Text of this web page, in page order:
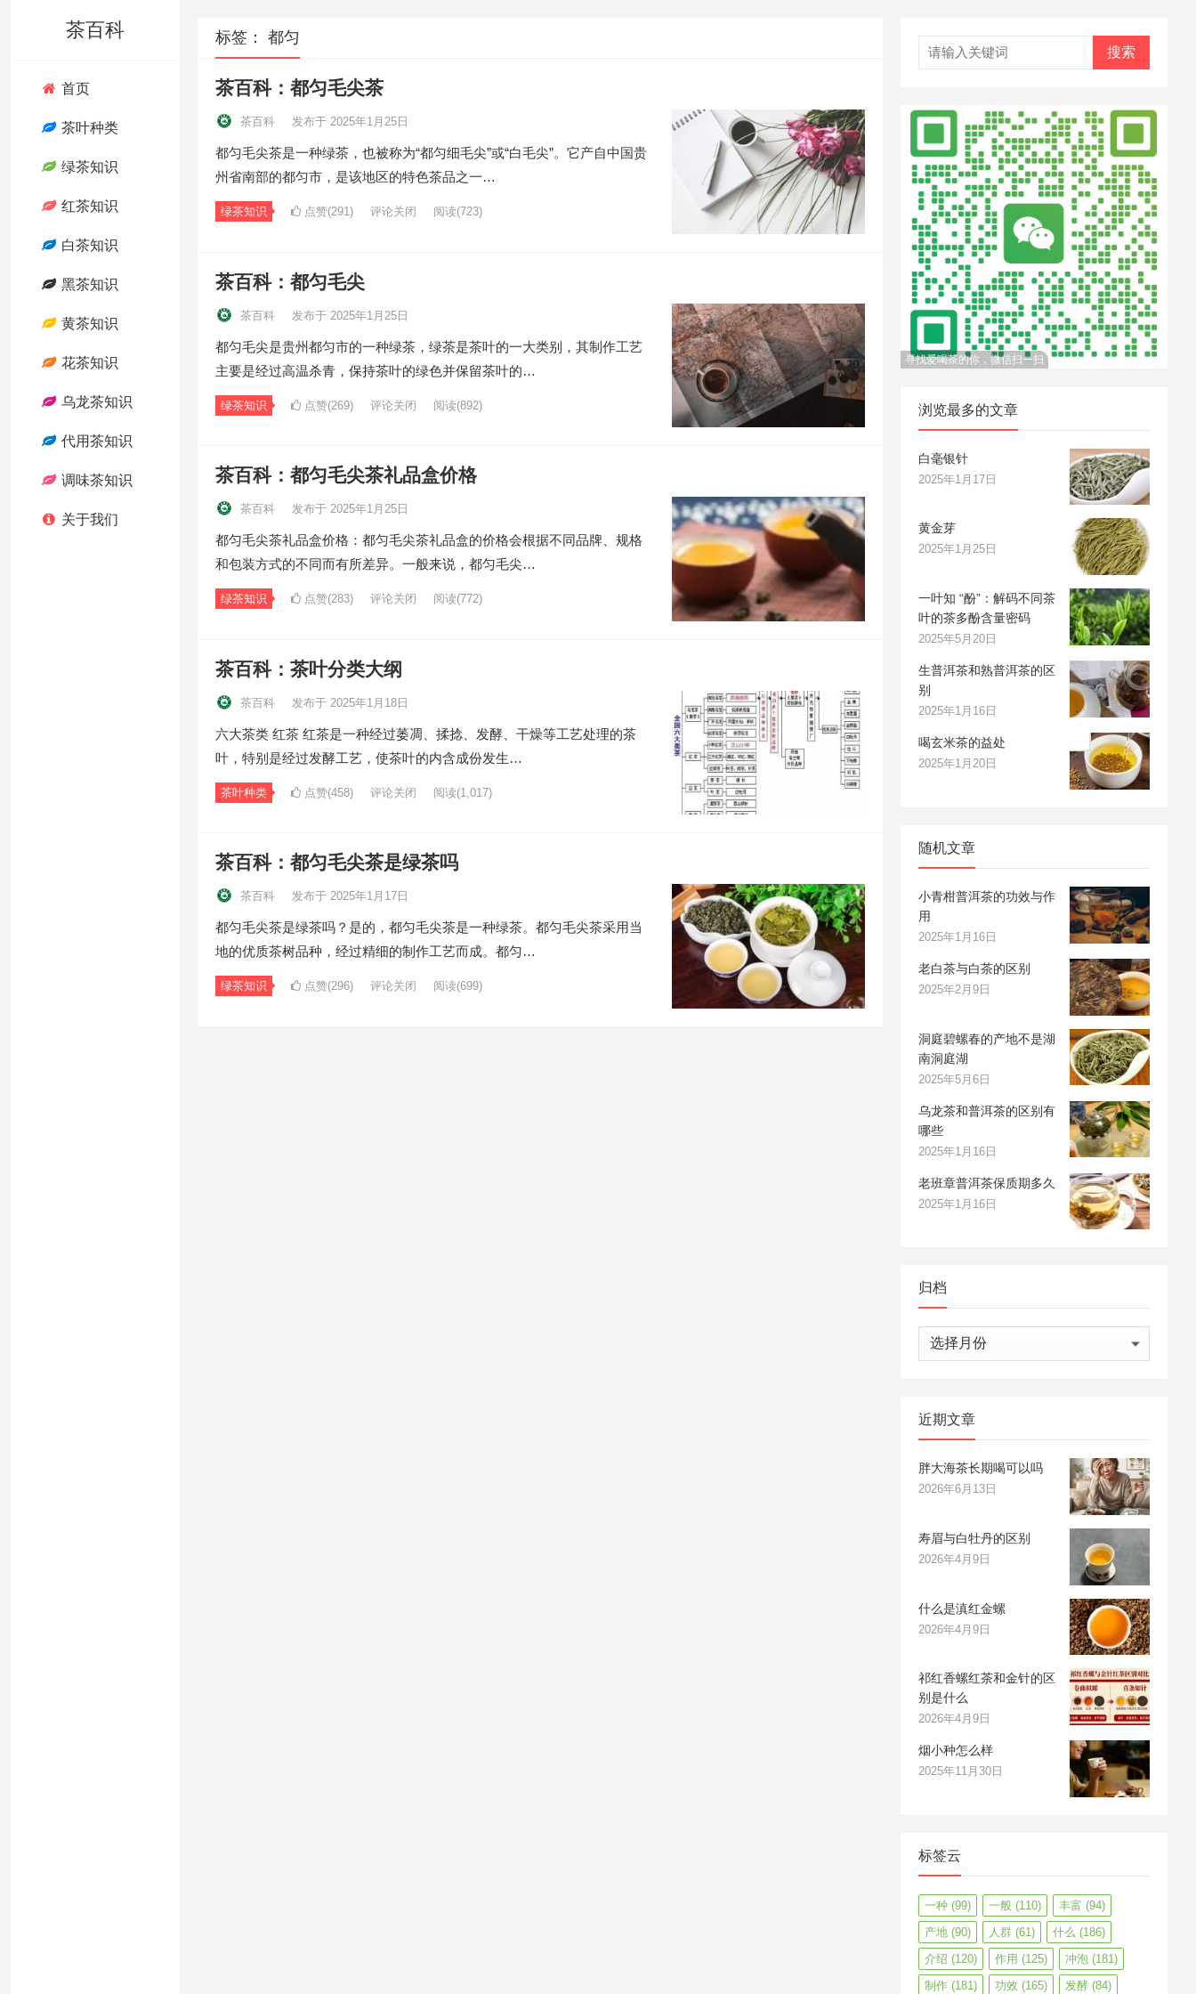
茶百科
首页
茶叶种类
绿茶知识
红茶知识
白茶知识
黑茶知识
黄茶知识
花茶知识
乌龙茶知识
代用茶知识
调味茶知识
关于我们
标签： 都匀
茶百科：都匀毛尖茶
茶百科 发布于 2025年1月25日
都匀毛尖茶是一种绿茶，也被称为“都匀细毛尖”或“白毛尖”。它产自中国贵
州省南部的都匀市，是该地区的特色茶品之一…
绿茶知识 点赞(291) 评论关闭 阅读(723)
茶百科：都匀毛尖
茶百科 发布于 2025年1月25日
都匀毛尖是贵州都匀市的一种绿茶，绿茶是茶叶的一大类别，其制作工艺
主要是经过高温杀青，保持茶叶的绿色并保留茶叶的…
绿茶知识 点赞(269) 评论关闭 阅读(892)
茶百科：都匀毛尖茶礼品盒价格
茶百科 发布于 2025年1月25日
都匀毛尖茶礼品盒价格：都匀毛尖茶礼品盒的价格会根据不同品牌、规格
和包装方式的不同而有所差异。一般来说，都匀毛尖…
绿茶知识 点赞(283) 评论关闭 阅读(772)
茶百科：茶叶分类大纲
茶百科 发布于 2025年1月18日
六大茶类 红茶 红茶是一种经过萎凋、揉捻、发酵、干燥等工艺处理的茶
叶，特别是经过发酵工艺，使茶叶的内含成份发生…
茶叶种类 点赞(458) 评论关闭 阅读(1,017)
茶百科：都匀毛尖茶是绿茶吗
茶百科 发布于 2025年1月17日
都匀毛尖茶是绿茶吗？是的，都匀毛尖茶是一种绿茶。都匀毛尖茶采用当
地的优质茶树品种，经过精细的制作工艺而成。都匀…
绿茶知识 点赞(296) 评论关闭 阅读(699)
搜索
寻找爱喝茶的你，微信扫一扫
浏览最多的文章
白毫银针
2025年1月17日
黄金芽
2025年1月25日
一叶知 “酚”：解码不同茶
叶的茶多酚含量密码
2025年5月20日
生普洱茶和熟普洱茶的区
别
2025年1月16日
喝玄米茶的益处
2025年1月20日
随机文章
小青柑普洱茶的功效与作
用
2025年1月16日
老白茶与白茶的区别
2025年2月9日
洞庭碧螺春的产地不是湖
南洞庭湖
2025年5月6日
乌龙茶和普洱茶的区别有
哪些
2025年1月16日
老班章普洱茶保质期多久
2025年1月16日
归档
归
档
近期文章
胖大海茶长期喝可以吗
2026年6月13日
寿眉与白牡丹的区别
2026年4月9日
什么是滇红金螺
2026年4月9日
祁红香螺红茶和金针的区
别是什么
2026年4月9日
烟小种怎么样
2025年11月30日
标签云
一种 (99) 一般 (110) 丰富 (94)
产地 (90) 人群 (61) 什么 (186)
介绍 (120) 作用 (125) 冲泡 (181)
制作 (181) 功效 (165) 发酵 (84)